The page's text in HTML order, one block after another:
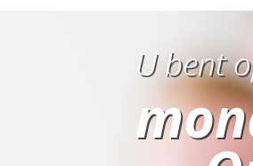
U bent